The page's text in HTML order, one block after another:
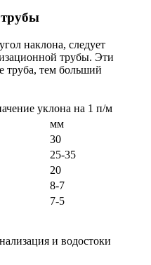
трубы
наклона, следует
трубы. Эти
труба, тем больший
уклона на 1 п/м
мм
30
25-35
20
8-7
7-5